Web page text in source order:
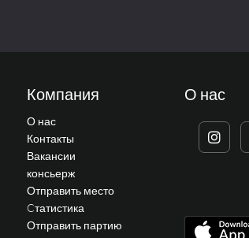
Компания
О нас
Контакты
Вакансии
консьерж
Отправить место
Cтатистика
Отправить партию
О нас